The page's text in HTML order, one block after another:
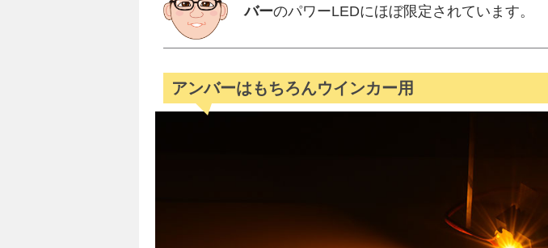
バーのパワーLEDにほぼ限定されています。
アンバーはもちろんウインカー用